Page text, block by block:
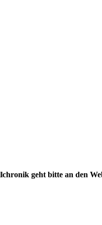
geht bitte an den